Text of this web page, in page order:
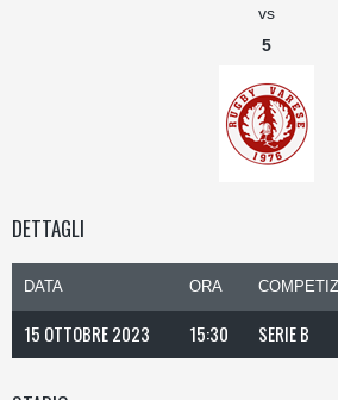
vs
5
DETTAGLI
DATA ORA
15 OTTOBRE 2023 15:30 SERIE B